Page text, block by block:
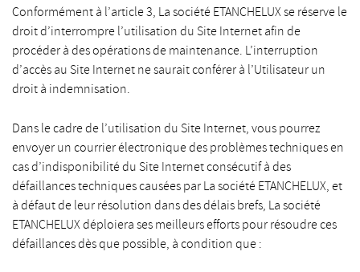
Conformément à l’article 3, La société ETANCHELUX se réserve le
droit d’interrompre l’utilisation du Site Internet afin de
procéder à des opérations de maintenance. L’interruption
d’accès au Site Internet ne saurait conférer à l’Utilisateur un
droit à indemnisation.
Dans le cadre de l’utilisation du Site Internet, vous pourrez
envoyer un courrier électronique des problèmes techniques en
cas d’indisponibilité du Site Internet consécutif à des
défaillances techniques causées par La société ETANCHELUX, et
à défaut de leur résolution dans des délais brefs, La société
ETANCHELUX déploiera ses meilleurs efforts pour résoudre ces
défaillances dès que possible, à condition que :